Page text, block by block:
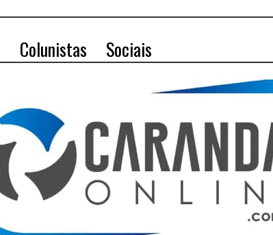
Colunistas Sociais